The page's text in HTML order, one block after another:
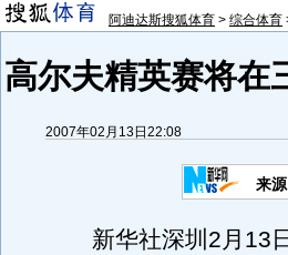
阿迪达斯搜狐体育 > 综合体育
高尔夫精英赛将在
2007年02月13日22:08
来
新华社深圳2月13日